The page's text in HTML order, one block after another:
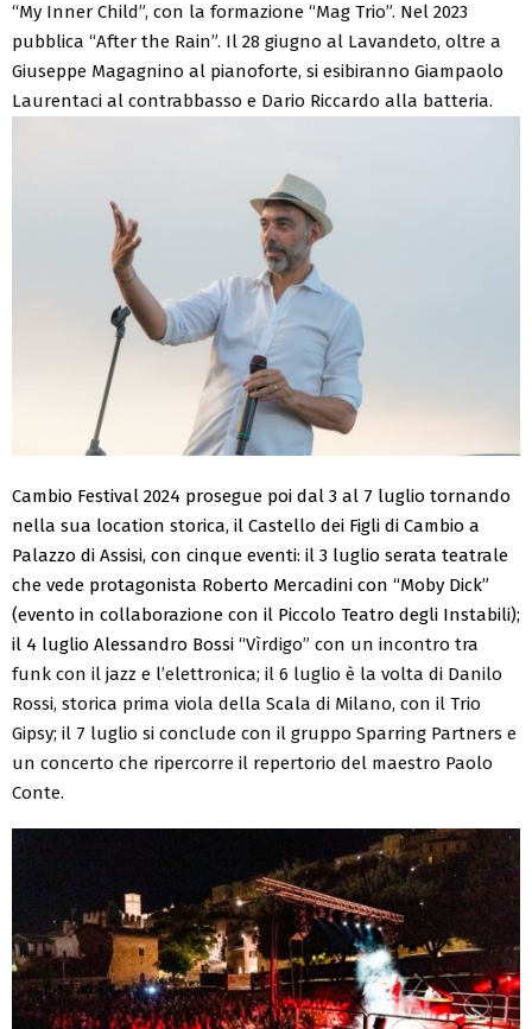
“My Inner Child”, con la formazione “Mag Trio”. Nel 2023
pubblica “After the Rain”. Il 28 giugno al Lavandeto, oltre a
Giuseppe Magagnino al pianoforte, si esibiranno Giampaolo
Laurentaci al contrabbasso e Dario Riccardo alla batteria.
Cambio Festival 2024 prosegue poi dal 3 al 7 luglio tornando
nella sua location storica, il Castello dei Figli di Cambio a
Palazzo di Assisi, con cinque eventi: il 3 luglio serata teatrale
che vede protagonista Roberto Mercadini con “Moby Dick”
(evento in collaborazione con il Piccolo Teatro degli Instabili);
il 4 luglio Alessandro Bossi “Vìrdigo” con un incontro tra
funk con il jazz e l’elettronica; il 6 luglio è la volta di Danilo
Rossi, storica prima viola della Scala di Milano, con il Trio
Gipsy; il 7 luglio si conclude con il gruppo Sparring Partners e
un concerto che ripercorre il repertorio del maestro Paolo
Conte.